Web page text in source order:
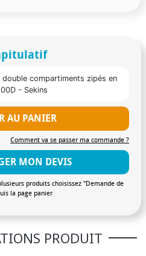
compartiments zipés en
- Sekins
AU PANIER
Comment va se passer ma commande ?
MON DEVIS
produits choisissez "Demande de
la page panier
PRODUIT